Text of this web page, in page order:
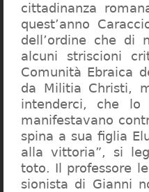
cittadinanza
quest’anno
dell’ordine che di
alcuni striscioni
Comunità Ebraica
da Militia Christi,
intenderci, che
manifestavano
spina a sua figlia
alla vittoria”, si
toto. Il professore
sionista di Gianni